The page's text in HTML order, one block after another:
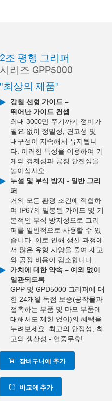
2조 평행 그리퍼
시리즈 GPP5000
"최상의 제품"
강철 선형 가이드 –
뛰어난 가이드 컨셉
최대 3000만 주기까지 정비가
필요 없이 정밀성, 견고성 및
내구성이 지속해서 유지됩니
다. 이러한 특성을 이용하여 기
계의 경제성과 공정 안전성을
높이십시오.
누설 및 부식 방지 - 일반 그리
퍼
거의 모든 환경 조건에 적합하
며 IP67의 밀봉된 가이드 및 기
본적인 부식 방지성으로 그리
퍼를 일반적으로 사용할 수 있
습니다. 이로 인해 생산 과정에
서 많은 유형 사양을 줄여 재고
와 공정 비용이 감소합니다.
가치에 대한 약속 – 예외 없이
일관되도록
GPP 및 GPD5000 그리퍼에 대
한 24개월 독점 보증(공작물과
접촉하는 부품 및 마모 부품에
대해서도 제한 없이)의 혜택을
누려보세요. 최고의 안정성, 최
고의 생산성 - 연중무휴!
장바구니에 추가
비교에 추가